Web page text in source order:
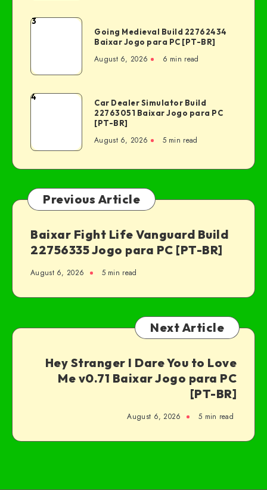
3
Going Medieval Build 22762434
Baixar Jogo para PC [PT-BR]
August 6, 2026 6 min read
4
Car Dealer Simulator Build
22763051 Baixar Jogo para PC
[PT-BR]
August 6, 2026 5 min read
Previous Article
Baixar Fight Life Vanguard Build
22756335 Jogo para PC [PT-BR]
August 6, 2026 5 min read
Next Article
Hey Stranger I Dare You to Love
Me v0.71 Baixar Jogo para PC
[PT-BR]
August 6, 2026 5 min read